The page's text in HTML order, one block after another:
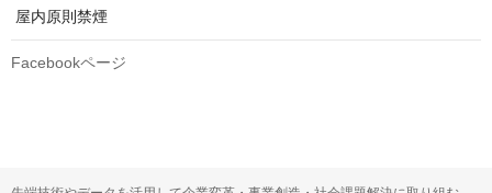
屋内原則禁煙
Facebookページ